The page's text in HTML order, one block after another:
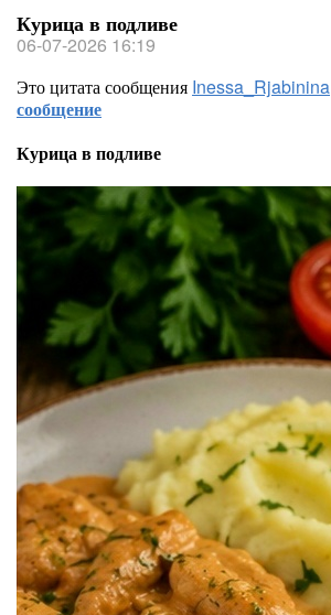
Курица в подливе
06-07-2026 16:19
Это цитата сообщения Inessa_Rjabinina
сообщение
Курица в подливе